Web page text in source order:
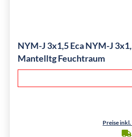
NYM-J 3x1,5 Eca NYM-J
Mantelltg Feuchtraum
Preise